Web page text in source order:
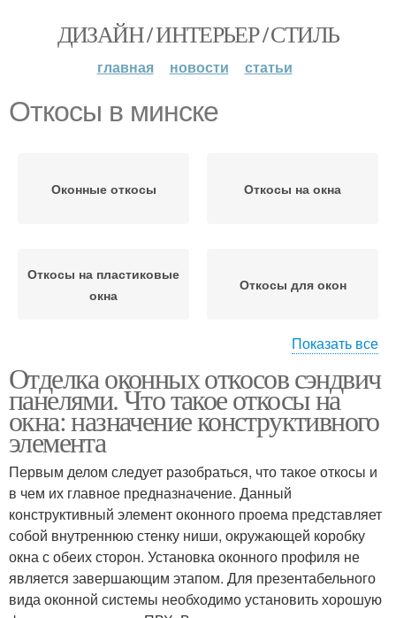
ДИЗАЙН / ИНТЕРЬЕР / СТИЛЬ
главная новости статьи
Откосы в минске
Оконные откосы Откосы на окна
Откосы на пластиковые
окна
Откосы для окон
Откосы из гипсокартона Откосы из штукатурки
Цены на пластиковые
откосы
Откосы из сэндвич-
панелей
Металлические откосы Наружные откосы
Показать все
Отделка оконных откосов сэндвич
панелями. Что такое откосы на
окна: назначение конструктивного
элемента
Первым делом следует разобраться, что такое откосы и
в чем их главное предназначение. Данный
конструктивный элемент оконного проема представляет
собой внутреннюю стенку ниши, окружающей коробку
окна с обеих сторон. Установка оконного профиля не
является завершающим этапом. Для презентабельного
вида оконной системы необходимо установить хорошую